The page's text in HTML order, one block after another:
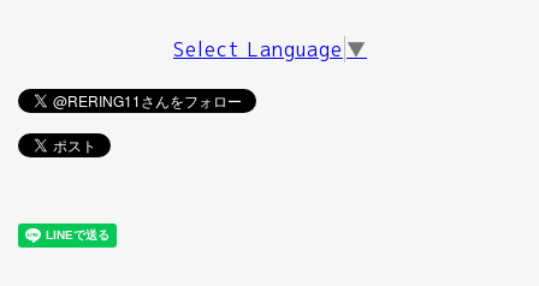
Select Language ▼